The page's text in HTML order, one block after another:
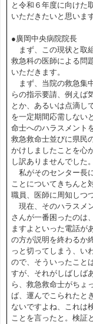
と令和６年度に向けた
いただきたいと思いま
●廣岡中央病院院長
まず、この現状と取
救急科の医師による問
いただきます。
まず、当院の救急集
らの指示要請、例えば
とか、あるいは点滴し
を一定期間応需しない
命士へのハラスメント
救急救命士並びに県民
かけしましたことを心
し訳ありませんでした。
私がそのセンター長
ことについてきちんと
職員、医師に周知しつ
現在、そのハラスメ
さんが一番困ったのは
ますよといった電話が
の方が説明を終わるか
っと切ってしまう、い
ので、そういったこと
すが、それがしばしば
ら、救急救命士がちょ
ば、運んでこられたと
ないですよね、これは
ことを言ったと。検証